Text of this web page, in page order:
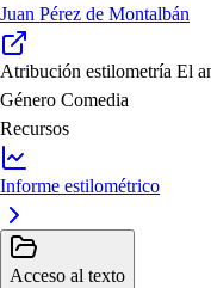
Juan Pérez de Montalbán
Atribución estilometría El
Género Comedia
Recursos
Informe estilométrico
Acceso al texto